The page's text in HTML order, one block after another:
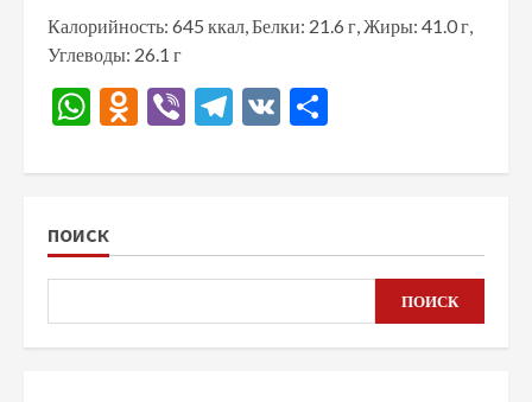
Калорийность: 645 ккал, Белки: 21.6 г, Жиры: 41.0 г,
Углеводы: 26.1 г
WhatsApp
Odnoklassniki
ViberTelegram
VK
ПОИСК
ПОИСК